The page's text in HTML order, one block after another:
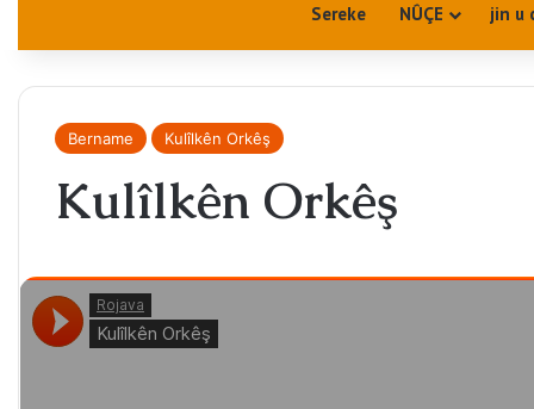
Sereke NÛÇE jin u
Bername Kulîlkên Orkêş
Kulîlkên Orkêş